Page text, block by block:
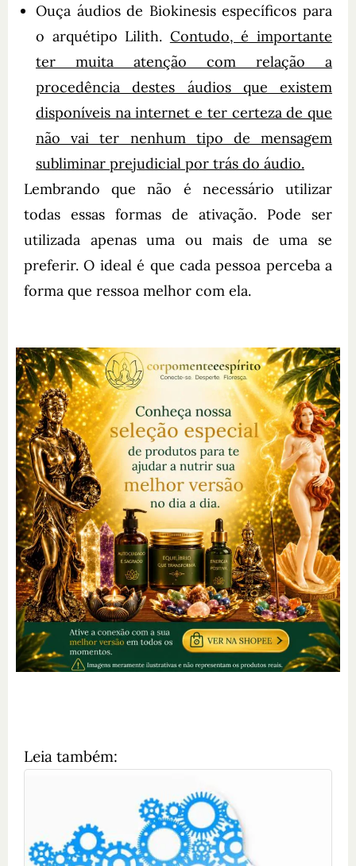
Ouça áudios de Biokinesis específicos para
o arquétipo Lilith. Contudo, é importante
ter muita atenção com relação a
procedência destes áudios que existem
disponíveis na internet e ter certeza de que
não vai ter nenhum tipo de mensagem
subliminar prejudicial por trás do áudio.
Lembrando que não é necessário utilizar
todas essas formas de ativação. Pode ser
utilizada apenas uma ou mais de uma se
preferir. O ideal é que cada pessoa perceba a
forma que ressoa melhor com ela.
Leia também: